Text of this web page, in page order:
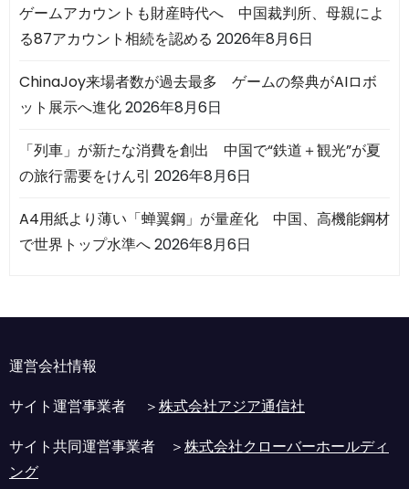
ゲームアカウントも財産時代へ 中国裁判所、母親によ
る87アカウント相続を認める 2026年8月6日
ChinaJoy来場者数が過去最多 ゲームの祭典がAIロボ
ット展示へ進化2026年8月6日
「列車」が新たな消費を創出 中国で“鉄道＋観光”が夏
の旅行需要をけん引 2026年8月6日
A4用紙より薄い「蝉翼鋼」が量産化 中国、高機能鋼材
で世界トップ水準へ2026年8月6日
運営会社情報
サイト運営事業者 ＞株式会社アジア通信社
サイト共同運営事業者 ＞株式会社クローバーホールディ
ング